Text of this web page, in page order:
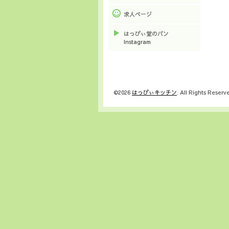
求人ページ
はっぴぃ堂のパン
Instagram
©2026 はっぴぃキッチン. All Rights